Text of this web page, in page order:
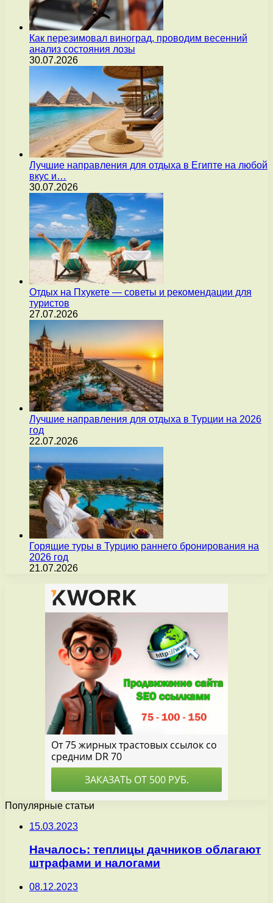
Как перезимовал виноград, проводим весенний
анализ состояния лозы
30.07.2026
Лучшие направления для отдыха в Египте на любой
вкус и…
30.07.2026
Отдых на Пхукете — советы и рекомендации для
туристов
27.07.2026
Лучшие направления для отдыха в Турции на 2026
год
22.07.2026
Горящие туры в Турцию раннего бронирования на
2026 год
21.07.2026
Популярные статьи
15.03.2023
Началось: теплицы дачников облагают
штрафами и налогами
08.12.2023